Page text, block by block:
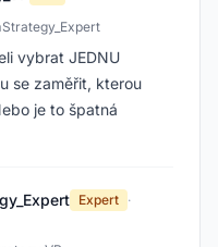
vybrat JEDNU
se zaměřit, kterou
je to špatná
Expert ·